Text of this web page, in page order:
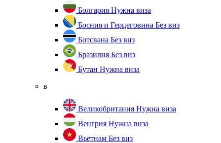
Болгария Нужна виза
Босния и Герцеговина Без виз
Ботсвана Без виз
Бразилия Без виз
Бутан Нужна виза
в
Великобритания Нужна виза
Венгрия Нужна виза
Вьетнам Без виз